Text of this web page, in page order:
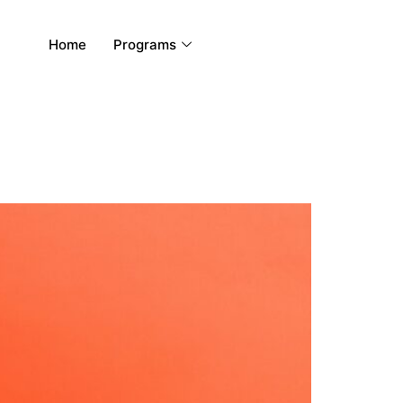
Home Programs